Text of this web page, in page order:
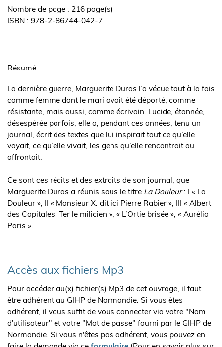
Nombre de page : 216 page(s)
ISBN : 978-2-86744-042-7
l'ouvrage
Résumé
La dernière guerre, Marguerite Duras l’a vécue tout à la fois
comme femme dont le mari avait été déporté, comme
résistante, mais aussi, comme écrivain. Lucide, étonnée,
désespérée parfois, elle a, pendant ces années, tenu un
journal, écrit des textes que lui inspirait tout ce qu’elle
voyait, ce qu’elle vivait, les gens qu’elle rencontrait ou
affrontait.
Ce sont ces récits et des extraits de son journal, que
Marguerite Duras a réunis sous le titre La Douleur: I « La
Douleur », II « Monsieur X. dit ici Pierre Rabier », III « Albert
des Capitales, Ter le milicien », « L’Ortie brisée », « Aurélia
Paris ».
Accès aux fichiers Mp3
Pour accéder au(x) fichier(s) Mp3 de cet ouvrage, il faut
être adhérent au GIHP de Normandie. Si vous êtes
adhérent, il vous suffit de vous connecter via votre "Nom
d'utilisateur" et votre "Mot de passe" fourni par le GIHP de
Normandie. Si vous n'êtes pas adhérent, vous pouvez en